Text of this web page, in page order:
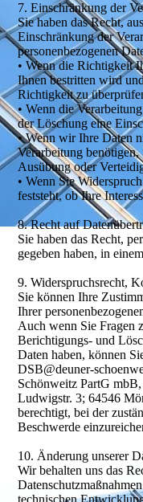
7. Einschränkung der
Sie haben das Recht,
Einschränkung der
personenbezogenen
• Wenn die Richtigkeit
Ihnen bestritten wird
Richtigkeit zu
• Wenn die
der Löschung eine
• Wenn wir Ihre Daten
Verarbeitung
Ausübung oder
• Wenn Sie
feststeht, ob Ihre
8. Recht auf
Sie haben das Recht,
gegeben haben, in
9. Widerspruchsrecht,
Sie können Ihre
Ihrer
Auch wenn Sie Fragen
Berichtigungs- und
Daten haben, können
DSB@deuner-
Schönweitz PartG
Ludwigstr. 3; 64546
berechtigt, bei der
Beschwerde
10. Änderung unserer
Wir behalten uns das
technischen